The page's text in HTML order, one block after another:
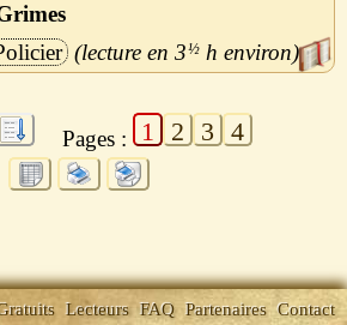
3½ h
Pages : 1 2 3 4
Lecteurs FAQ Partenaires Contact